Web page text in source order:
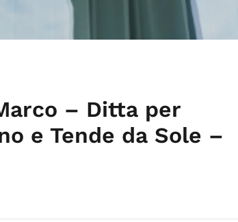
– Ditta per
e Tende da Sole –